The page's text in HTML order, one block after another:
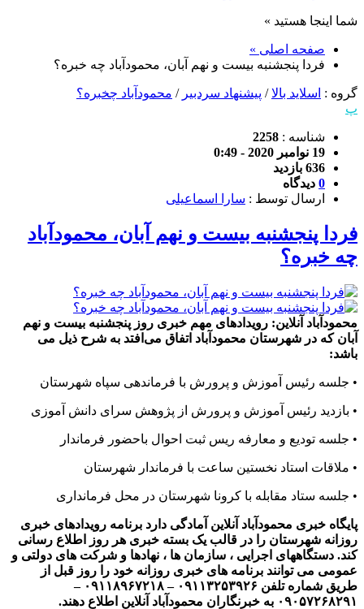
شما اینجا هستید »
صفحه اصلی »
فردا پنجشنبه بیست و نهم آبان، محمودآباد چه خبره؟
گروه : اسلاید بالا/ پیشنهاد سردبیر / محمودآباد چخبره؟
پ
شناسه : 2258
19 نوامبر 2020 - 0:49
636 بازدید
0 دیدگاه
ارسال توسط : سارا اسماعیلی
فردا پنجشنبه بیست و نهم آبان، محمودآباد
چه خبره؟
محمودآباد آنلاین: رویدادهای مهم خبری روز پنجشنبه بیست و نهم
آبان که در شهرستان محمودآباد اتفاق می‌افتد به شرح ذیل می
باشد:
• جلسه رئیس آموزش و پرورش با فرماندهی سپاه شهرستان
• بازدید رئیس آموزش و پرورش از پژوهش سرای دانش آموزی
• جلسه تودیع و معارفه ریس ثبت احوال باحضور فرماندار
• ملاقات استاد نخستین ساعت با فرماندار شهرستان
• جلسه ستاد مقابله با کرونا شهرستان در محل فرمانداری
پایگاه خبری محمودآباد آنلاین آمادگی دارد برنامه رویدادهای خبری
روزانه شهرستان را در قالب یک بسته خبری هر روز اطلاع رسانی
کند. دستگاههای اجرایی ، سازمان ها ، نهادها و شرکت های دولتی و
عمومی می توانند برنامه های خبری روزانه خود را روز قبل از
طریق شماره تلفن ۰۹۱۱۳۲۵۳۹۲۶ – ۰۹۱۱۸۹۶۷۲۱۸ –
۰۹۰۵۷۲۶۸۲۹۱ به خبرنگاران محمودآباد آنلاین اطلاع دهند.